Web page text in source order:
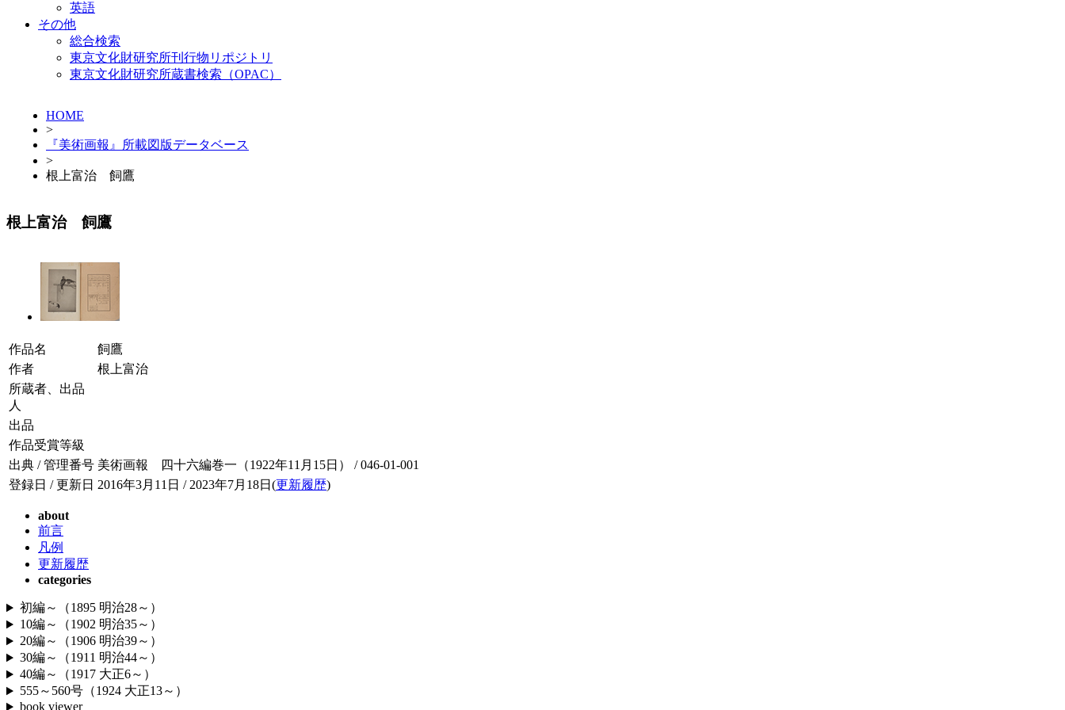
英語
その他
総合検索
東京文化財研究所刊行物リポジトリ
東京文化財研究所蔵書検索（OPAC）
HOME
>
『美術画報』所載図版データベース
>
根上富治 飼鷹
根上富治 飼鷹
作品名
飼鷹
作者
根上富治
所蔵者、出品
人
出品
作品受賞等級
出典 / 管理番号 美術画報 四十六編巻一（1922年11月15日） / 046-01-001
登録日 / 更新日 2016年3月11日 / 2023年7月18日(更新履歴)
about
前言
凡例
更新履歴
categories
初編～（1895 明治28～）
10編～（1902 明治35～）
20編～（1906 明治39～）
30編～（1911 明治44～）
40編～（1917 大正6～）
555～560号（1924 大正13～）
book viewer